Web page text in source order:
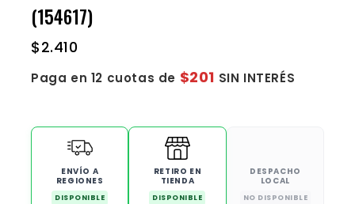
(154617)
$2.410
Paga en 12 cuotas de $201 SIN INTERÉS
ENVÍO A
REGIONES
DISPONIBLE
RETIRO EN
TIENDA
DISPONIBLE
DESPACHO
LOCAL
NO DISPONIBLE